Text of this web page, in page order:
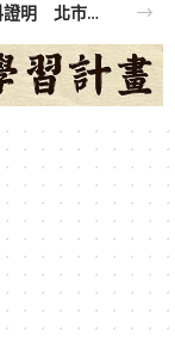
標榜「阿里山小農苦茶籽」 威加拿不出原料證明 北市重罰300萬